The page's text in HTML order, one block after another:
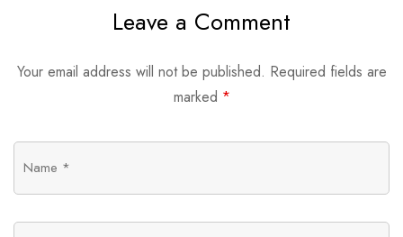
Leave a Comment
Your email address will not be published. Required fields are
marked *